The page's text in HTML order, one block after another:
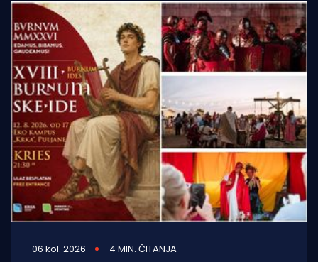
06 kol. 2026 4 MIN. ČITANJA